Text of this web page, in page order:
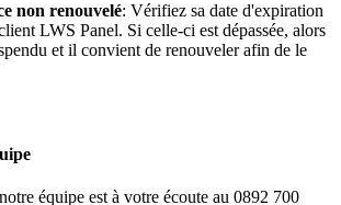
non renouvelé: Vérifiez sa date d'expiration
LWS Panel. Si celle-ci est dépassée, alors
et il convient de renouveler afin de le
équipe est à votre écoute au 0892 700